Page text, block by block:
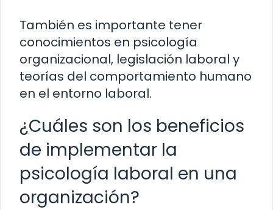
También es importante tener
conocimientos en psicología
organizacional, legislación laboral y
teorías del comportamiento humano
en el entorno laboral.
¿Cuáles son los beneficios
de implementar la
psicología laboral en una
organización?